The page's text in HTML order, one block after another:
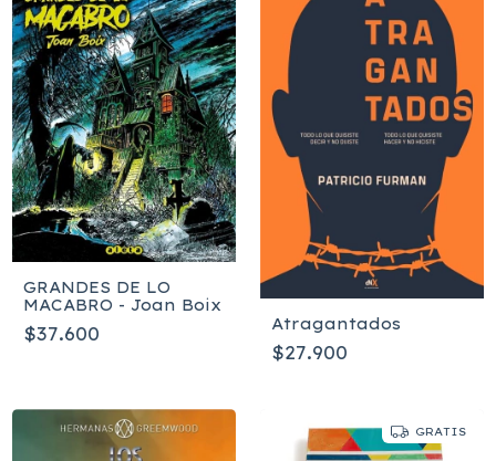
GRANDES DE LO
MACABRO - Joan Boix
$37.600 Atragantados
$27.900
GRATIS